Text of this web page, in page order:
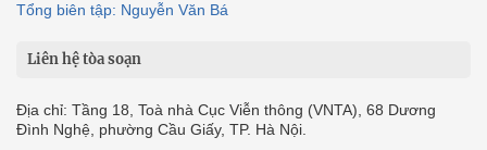
Tổng biên tập: Nguyễn Văn Bá
Liên hệ tòa soạn
Địa chỉ: Tầng 18, Toà nhà Cục Viễn thông (VNTA), 68 Dương
Đình Nghệ, phường Cầu Giấy, TP. Hà Nội.